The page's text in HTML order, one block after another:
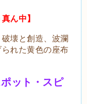
ん中】
壊と創造、波瀾
れた黄色の座布
ット・スピ